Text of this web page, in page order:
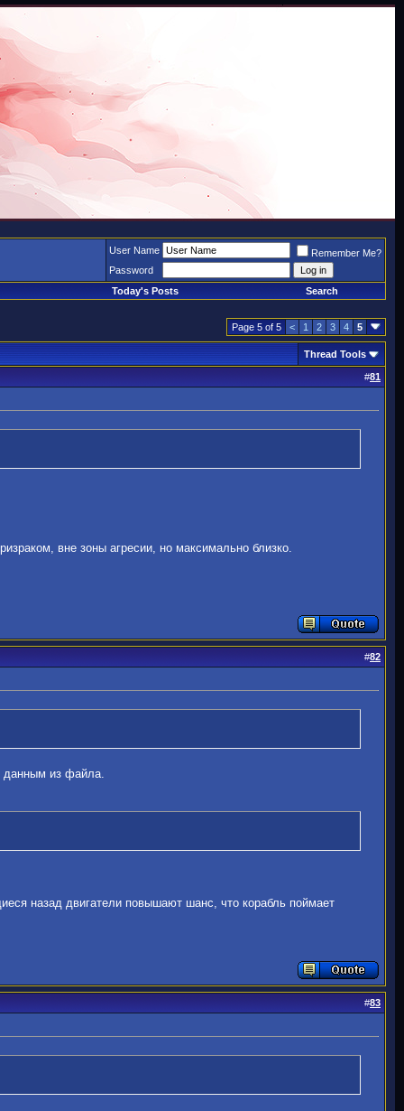
User Name
Remember Me?
Password
Today's Posts
Search
Page 5 of 5 < 1 2 3 4 5
Thread Tools
#81
вне зоны агресии, но максимально близко.
#82
данным из файла.
назад двигатели повышают шанс, что корабль поймает
#83